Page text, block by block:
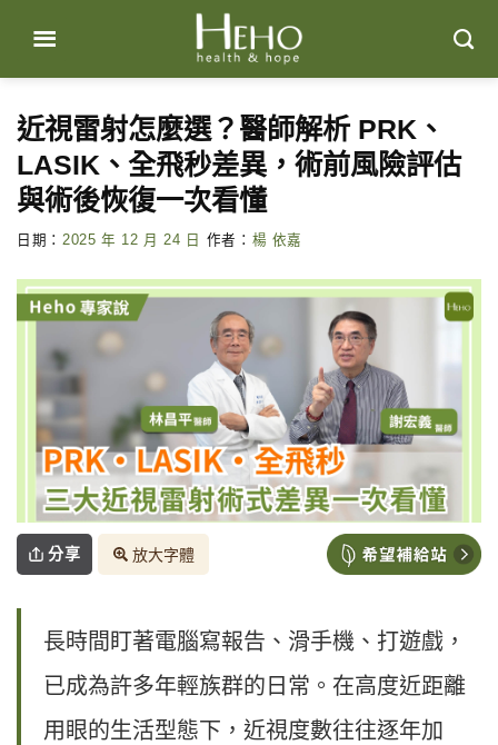
content
近視雷射怎麼選？醫師解析 PRK、
LASIK、全飛秒差異，術前風險評估
與術後恢復一次看懂
日期： 2025 年 12 月 24 日 作者： 楊 依嘉
分享 放大字體
長時間盯著電腦寫報告、滑手機、打遊戲，
已成為許多年輕族群的日常。在高度近距離
用眼的生活型態下，近視度數往往逐年加